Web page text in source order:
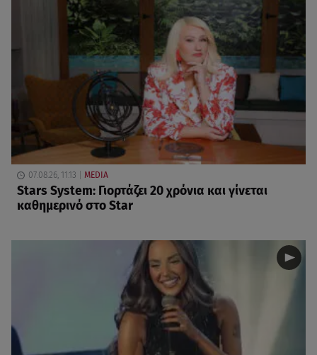
07.08.26, 11:13 MEDIA
Stars System: Γιορτάζει 20 χρόνια και γίνεται
καθημερινό στο Star